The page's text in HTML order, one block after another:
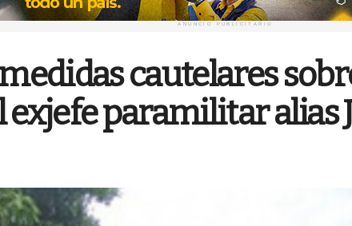
ANUNCIO PUBLICITARIO
cautelares
paramilitar alias